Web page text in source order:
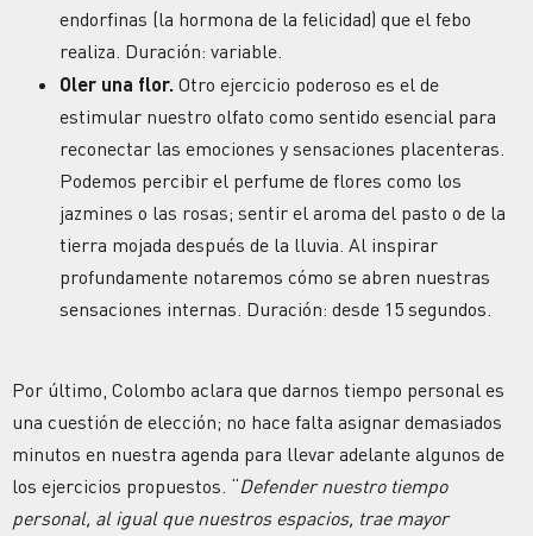
endorfinas (la hormona de la felicidad) que el febo
realiza. Duración: variable.
Oler una flor. Otro ejercicio poderoso es el de
estimular nuestro olfato como sentido esencial para
reconectar las emociones y sensaciones placenteras.
Podemos percibir el perfume de flores como los
jazmines o las rosas; sentir el aroma del pasto o de la
tierra mojada después de la lluvia. Al inspirar
profundamente notaremos cómo se abren nuestras
sensaciones internas. Duración: desde 15 segundos.
Por último, Colombo aclara que darnos tiempo personal es
una cuestión de elección; no hace falta asignar demasiados
minutos en nuestra agenda para llevar adelante algunos de
los ejercicios propuestos. “Defender nuestro tiempo
personal, al igual que nuestros espacios, trae mayor